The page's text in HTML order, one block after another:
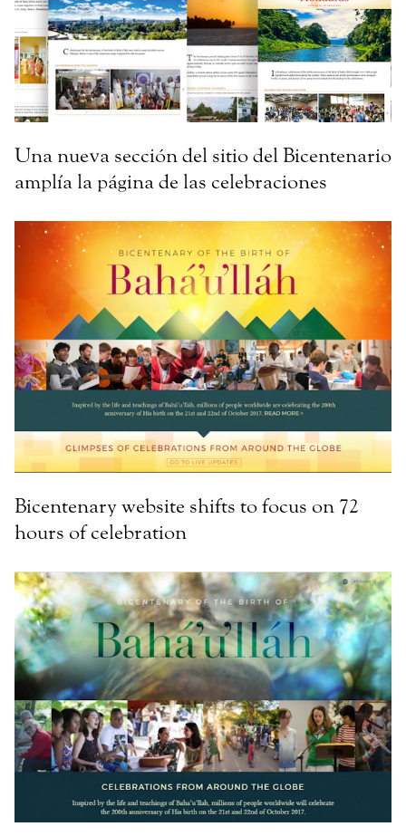
Una nueva sección del sitio del Bicentenario
amplía la página de las celebraciones
Bicentenary website shifts to focus on 72
hours of celebration